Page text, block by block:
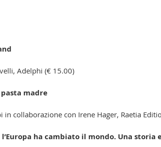
Adelphi (€ 15.00)
madre
in collaborazione con Irene Hager, Raetia
l’Europa ha cambiato il mondo. Una storia